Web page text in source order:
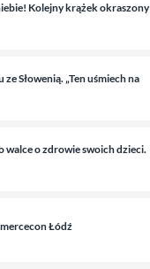
Kolejny krążek okraszony
Słowenią. „Ten uśmiech na
walce o zdrowie swoich dzieci.
Łódź